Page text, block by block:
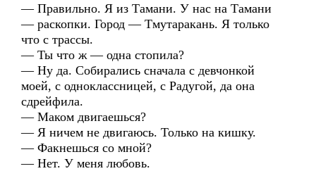
— Правильно. Я из Тамани. У нас на Тамани
— раскопки. Город — Тмутаракань. Я только
что с трассы.
— Ты что ж — одна стопила?
— Ну да. Собирались сначала с девчонкой
моей, с одноклассницей, с Радугой, да она
сдрейфила.
— Маком двигаешься?
— Я ничем не двигаюсь. Только на кишку.
— Факнешься со мной?
— Нет. У меня любовь.